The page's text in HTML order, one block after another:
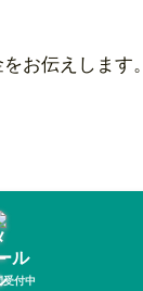
お伝えします。
ル
受付中